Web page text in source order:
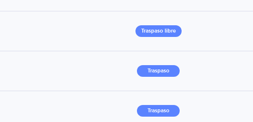
Traspaso libre
Traspaso
Traspaso